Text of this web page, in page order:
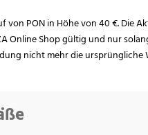
von PON in Höhe von 40 €.
Online Shop gültig und nur
nicht mehr die